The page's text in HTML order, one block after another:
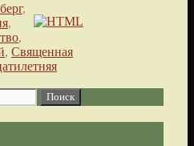
,
,
,
, Священная